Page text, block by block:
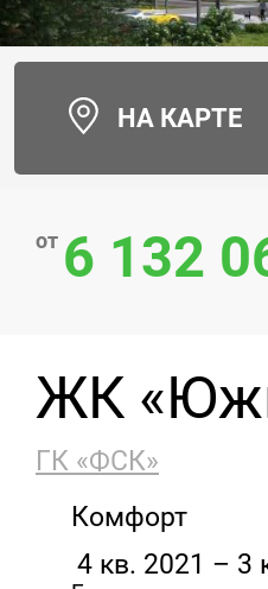
НА КАРТЕ
от 6 132
ЖК
ГК «ФСК»
Комфорт
4 кв. 2021 – 3